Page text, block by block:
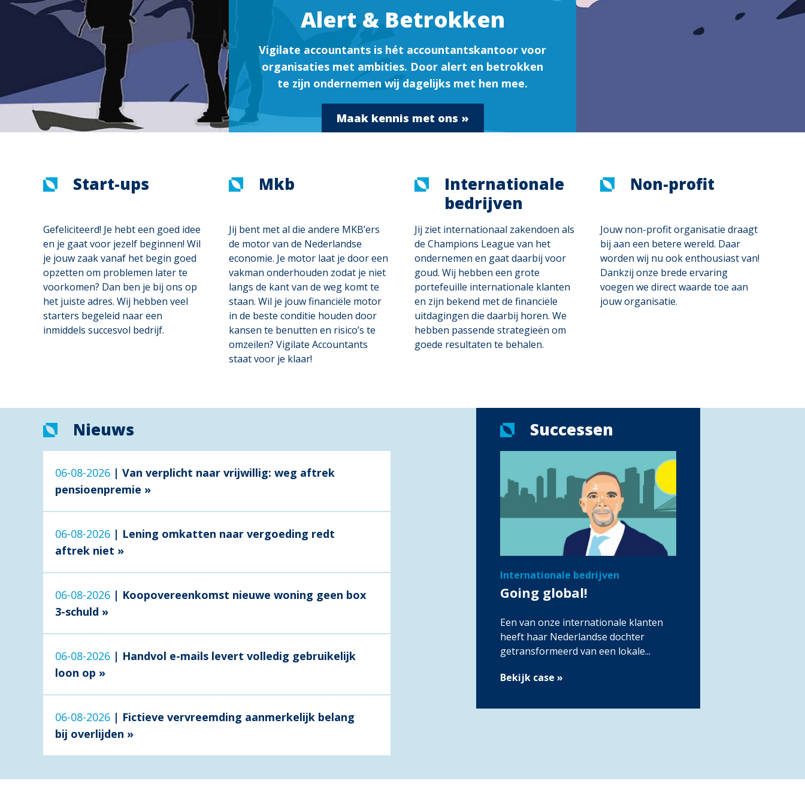
Alert & Betrokken
Vigilate accountants is hét accountantskantoor voor
organisaties met ambities. Door alert en betrokken
te zijn ondernemen wij dagelijks met hen mee.
Maak kennis met ons »
Start-ups
Gefeliciteerd! Je hebt een goed idee
en je gaat voor jezelf beginnen! Wil
je jouw zaak vanaf het begin goed
opzetten om problemen later te
voorkomen? Dan ben je bij ons op
het juiste adres. Wij hebben veel
starters begeleid naar een
inmiddels succesvol bedrijf.
Mkb
Jij bent met al die andere MKB’ers
de motor van de Nederlandse
economie. Je motor laat je door een
vakman onderhouden zodat je niet
langs de kant van de weg komt te
staan. Wil je jouw financiële motor
in de beste conditie houden door
kansen te benutten en risico’s te
omzeilen? Vigilate Accountants
staat voor je klaar!
Internationale
bedrijven
Jij ziet internationaal zakendoen als
de Champions League van het
ondernemen en gaat daarbij voor
goud. Wij hebben een grote
portefeuille internationale klanten
en zijn bekend met de financiële
uitdagingen die daarbij horen. We
hebben passende strategieën om
goede resultaten te behalen.
Non-profit
Jouw non-profit organisatie draagt
bij aan een betere wereld. Daar
worden wij nu ook enthousiast van!
Dankzij onze brede ervaring
voegen we direct waarde toe aan
jouw organisatie.
Nieuws
06-08-2026 | Van verplicht naar vrijwillig: weg aftrek
pensioenpremie »
06-08-2026 | Lening omkatten naar vergoeding redt
aftrek niet »
06-08-2026 | Koopovereenkomst nieuwe woning geen box
3-schuld »
06-08-2026 | Handvol e-mails levert volledig gebruikelijk
loon op »
06-08-2026 | Fictieve vervreemding aanmerkelijk belang
bij overlijden »
Successen
Internationale bedrijven
Going global!
Een van onze internationale klanten
heeft haar Nederlandse dochter
getransformeerd van een lokale...
Bekijk case »